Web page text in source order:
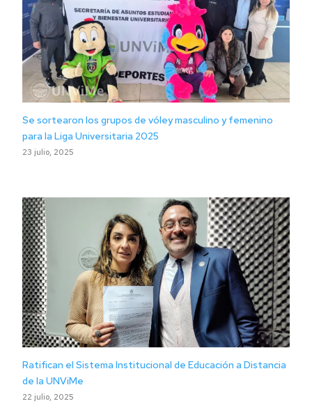
Se sortearon los grupos de vóley masculino y femenino
para la Liga Universitaria 2025
23 julio, 2025
Ratifican el Sistema Institucional de Educación a Distancia
de la UNViMe
22 julio, 2025